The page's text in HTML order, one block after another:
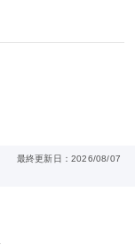
最終更新日：2026/08/07